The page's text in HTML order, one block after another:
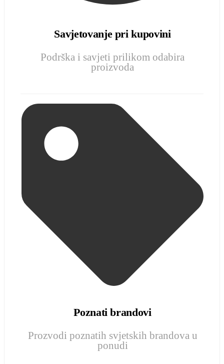
Savjetovanje pri kupovini
Podrška i savjeti prilikom odabira
proizvoda
Poznati brandovi
Prozvodi poznatih svjetskih brandova u
ponudi